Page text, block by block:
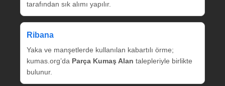
tarafından sık alımı yapılır.
Ribana
Yaka ve manşetlerde kullanılan kabartılı örme;
kumas.org’da Parça Kumaş Alan talepleriyle birlikte
bulunur.